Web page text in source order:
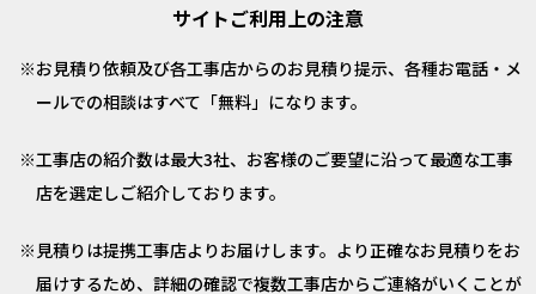
サイトご利用上の注意
お見積り依頼及び各工事店からのお見積り提示、各種お電話・メ
ールでの相談はすべて「無料」になります。
工事店の紹介数は最大3社、お客様のご要望に沿って最適な工事
店を選定しご紹介しております。
見積りは提携工事店よりお届けします。より正確なお見積りをお
届けするため、詳細の確認で複数工事店からご連絡がいくことが